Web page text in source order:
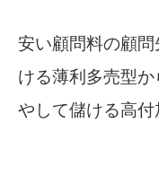
安い顧問料の顧
ける薄利多売型
やして儲ける高付